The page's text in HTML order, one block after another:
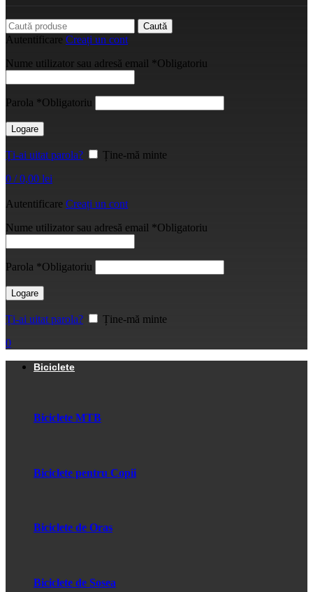
Caută
Autentificare Creați un cont
Nume utilizator sau adresă email *Obligatoriu
Parola *Obligatoriu
Logare
Ți-ai uitat parola?
Ține-mă minte
0 / 0,00 lei
Autentificare Creați un cont
Nume utilizator sau adresă email *Obligatoriu
Parola *Obligatoriu
Logare
Ți-ai uitat parola?
Ține-mă minte
0
Biciclete
Biciclete MTB
Biciclete pentru Copii
Biciclete de Oras
Biciclete de Sosea